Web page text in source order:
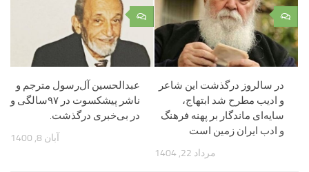
۰
عبدالحسین آل‌رسول مترجم و
ناشر پیشکسوت در ۹۷سالگی و
در بی‌خبری درگذشت.
آبان 8, 1400
۰
در سالروز درگذشت این شاعر
و ادیب مطرح شد ابتهاج،
سایه‌ای ماندگار بر پهنه فرهنگ
و ادب ایران زمین است
مرداد 22, 1404